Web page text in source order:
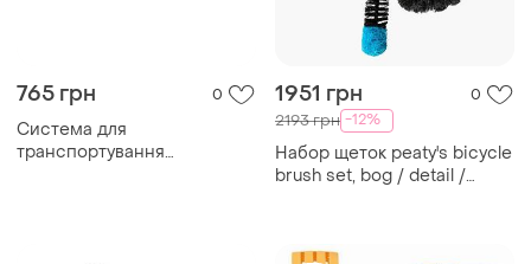
765 грн 0
Система для
транспортування
1951 грн 0
2193 грн -12%
Набор щеток peaty's bicycle
brush set, bog / detail /